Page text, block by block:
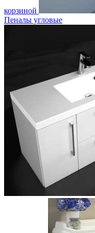
корзиной
Пеналы угловые